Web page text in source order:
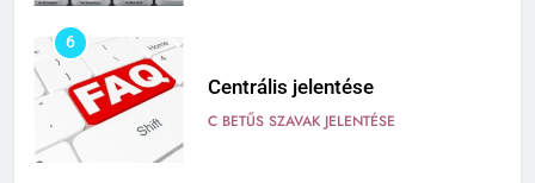
6
Centrális jelentése
C BETŰS SZAVAK JELENTÉSE